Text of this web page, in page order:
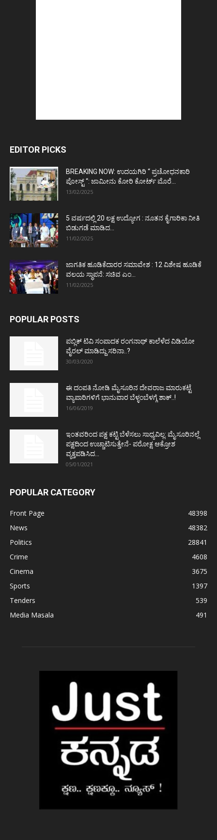
EDITOR PICKS
BREAKING NOW: ಉದಯಗಿರಿ “ ಪ್ರಚೋಧನಕಾರಿ
ಪೋಸ್ಟ್‌ “: ಜಾಮೀನು ಕೋರಿ ಕೋರ್ಟ್‌ ಮೊರೆ...
13/02/2025
5 ವರ್ಷದಲ್ಲಿ 20 ಲಕ್ಷ ಉದ್ಯೋಗ : ನೂತನ ಕೈಗಾರಿಕಾ ನೀತಿ
ಬಿಡುಗಡೆ ಮಾಡಿದ...
11/02/2025
ಜಾಗತಿಕ ಹೂಡಿಕೆದಾರರ ಸಮಾವೇಶ : 12 ವಿಶೇಷ ಹೂಡಿಕೆ
ವಲಯ ಸ್ಥಾಪನೆ: ಸಚಿವ ಎಂ...
11/02/2025
POPULAR POSTS
ಪಬ್ಲಿಕ್ ಟಿವಿ ಸಂಪಾದಕ ರಂಗನಾಥ್ ಕಾಲೆಳೆದ ವಿಡಿಯೋ
ವೈರಲ್ ಮಾಡಿದ್ದು ಸರಿನಾ..?
30/03/2020
ಈ ದಂಪತಿ ನೋಡಿ ಮೈಸೂರಿನ ದೇವರಾಜ ಮಾರುಕಟ್ಟೆ
ವ್ಯಾಪಾರಿಗಳಿಗೆ ಭಾನುವಾರ ಬೆಳ್ಳಂಬೆಳಗ್ಗೆ ಶಾಕ್..!
16/06/2019
ಇಂತವರಿಂದ ಪಕ್ಷ ಕಟ್ಟಿ ಬೆಳೆಸಲು ಸಾಧ್ಯವಿಲ್ಲ: ಮೈಸೂರಿನಲ್ಲೆ
ಪಕ್ಷದಿಂದ ಉಚ್ಚಾಟಿಸುತ್ತೇನೆ- ಪರೋಕ್ಷ ಆಕ್ರೋಶ
ವ್ಯಕ್ತಪಡಿಸಿದ...
05/01/2021
POPULAR CATEGORY
Front Page
48398
News
48382
Politics
28841
Crime
4608
Cinema
3675
Sports
1397
Tenders
539
Media Masala
491